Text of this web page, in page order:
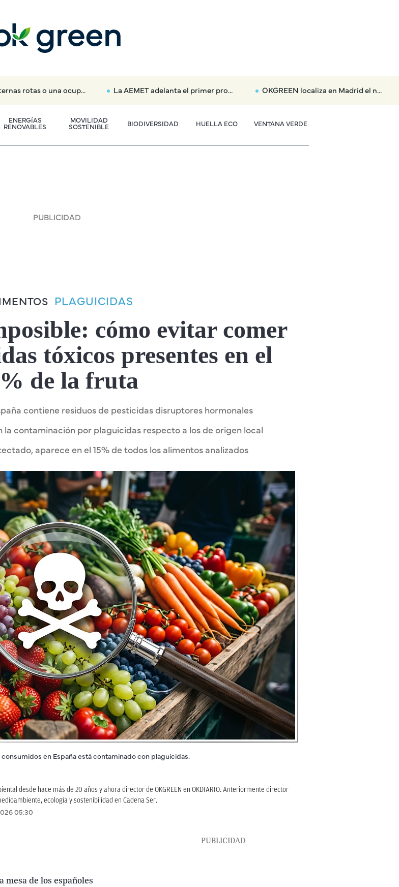
así alerta el Canal de Isabel II si consumes más agua en tu casa La AEMET adelanta el primer pronóstico oficial para el eclipse total: dónde habrá nubes y tormentas aisladas OKGREEN localiza en Madrid el nuevo radar que multará hasta con 3.000 euros a los coches más contaminantes
ENERGÍAS
RENOVABLES
MOVILIDAD
SOSTENIBLE
BIODIVERSIDAD HUELLA ECO VENTANA VERDE
PLAGUICIDAS
cómo evitar comer
tóxicos presentes en el
de la fruta
contiene residuos de pesticidas disruptores hormonales
contaminación por plaguicidas respecto a los de origen local
aparece en el 15% de todos los alimentos analizados
consumidos en España está contaminado con plaguicidas.
desde hace más de 20 años y ahora director de OKGREEN en OKDIARIO. Anteriormente director
ecología y sostenibilidad en Cadena Ser.
05:30
mesa de los españoles